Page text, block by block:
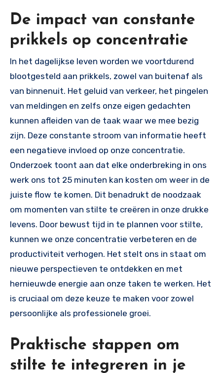
De impact van constante
prikkels op concentratie
In het dagelijkse leven worden we voortdurend
blootgesteld aan prikkels, zowel van buitenaf als
van binnenuit. Het geluid van verkeer, het pingelen
van meldingen en zelfs onze eigen gedachten
kunnen afleiden van de taak waar we mee bezig
zijn. Deze constante stroom van informatie heeft
een negatieve invloed op onze concentratie.
Onderzoek toont aan dat elke onderbreking in ons
werk ons tot 25 minuten kan kosten om weer in de
juiste flow te komen. Dit benadrukt de noodzaak
om momenten van stilte te creëren in onze drukke
levens. Door bewust tijd in te plannen voor stilte,
kunnen we onze concentratie verbeteren en de
productiviteit verhogen. Het stelt ons in staat om
nieuwe perspectieven te ontdekken en met
hernieuwde energie aan onze taken te werken. Het
is cruciaal om deze keuze te maken voor zowel
persoonlijke als professionele groei.
Praktische stappen om
stilte te integreren in je